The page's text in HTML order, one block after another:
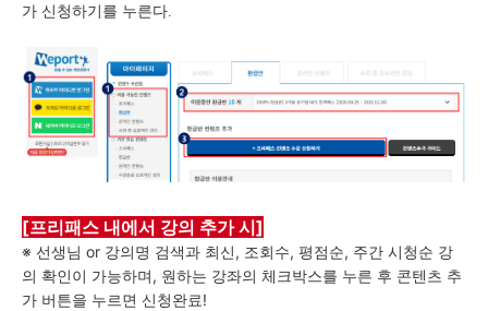
가 신청하기를 누른다.
[프리패스 내에서 강의 추가 시]
※ 선생님 or 강의명 검색과 최신, 조회수, 평점순, 주간 시청순 강
의 확인이 가능하며, 원하는 강좌의 체크박스를 누른 후 콘텐츠 추
가 버튼을 누르면 신청완료!